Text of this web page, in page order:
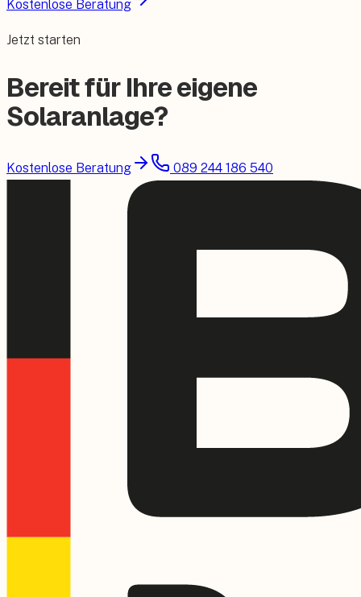
Kostenlose Beratung
Jetzt starten
Bereit für Ihre eigene
Solaranlage?
Kostenlose Beratung 089 244 186 540